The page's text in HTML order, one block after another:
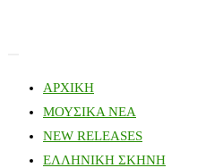
ΑΡΧΙΚΗ
ΜΟΥΣΙΚΑ ΝΕΑ
NEW RELEASES
ΕΛΛΗΝΙΚΗ ΣΚΗΝΗ